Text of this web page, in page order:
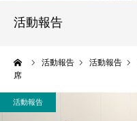
活動報告
活動報告 活動報告
席
活動報告